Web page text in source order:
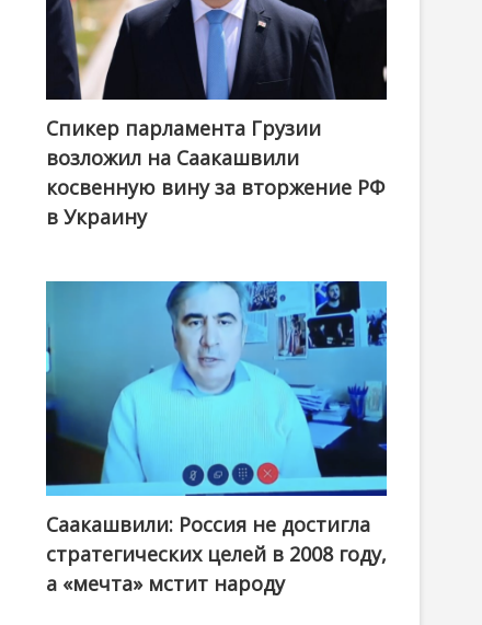
Спикер парламента Грузии
возложил на Саакашвили
косвенную вину за вторжение РФ
в Украину
Саакашвили: Россия не достигла
стратегических целей в 2008 году,
а «мечта» мстит народу